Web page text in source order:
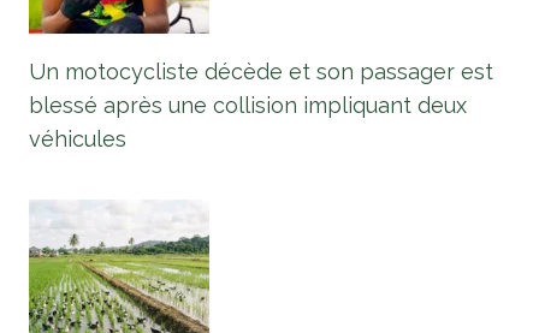
Un motocycliste décède et son passager est
blessé après une collision impliquant deux
véhicules